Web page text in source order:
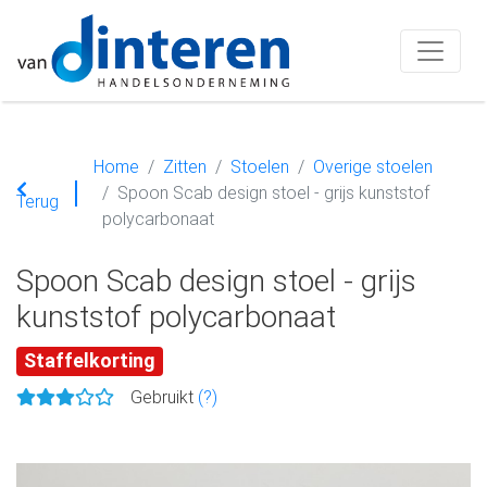
Terug
Home Zitten Stoelen
Overige stoelen
Spoon Scab design stoel - grijs kunststof
polycarbonaat
Spoon Scab design stoel - grijs
kunststof polycarbonaat
Staffelkorting
Gebruikt (?)